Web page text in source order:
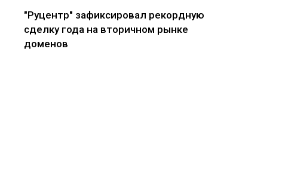
"Руцентр" зафиксировал рекордную
сделку года на вторичном рынке
доменов